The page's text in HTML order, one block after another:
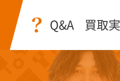
Q&A 買取